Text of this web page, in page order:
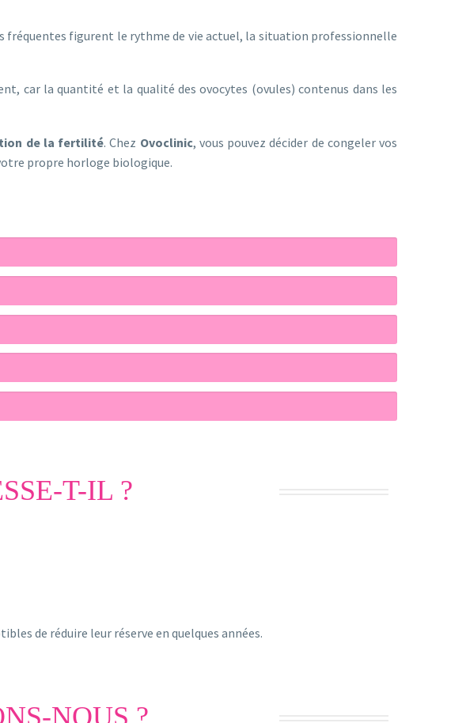
fréquentes figurent le rythme de vie actuel, la situation professionnelle
car la quantité et la qualité des ovocytes (ovules) contenus dans les
de la fertilité. Chez Ovoclinic, vous pouvez décider de congeler vos
propre horloge biologique.
T-IL ?
de réduire leur réserve en quelques années.